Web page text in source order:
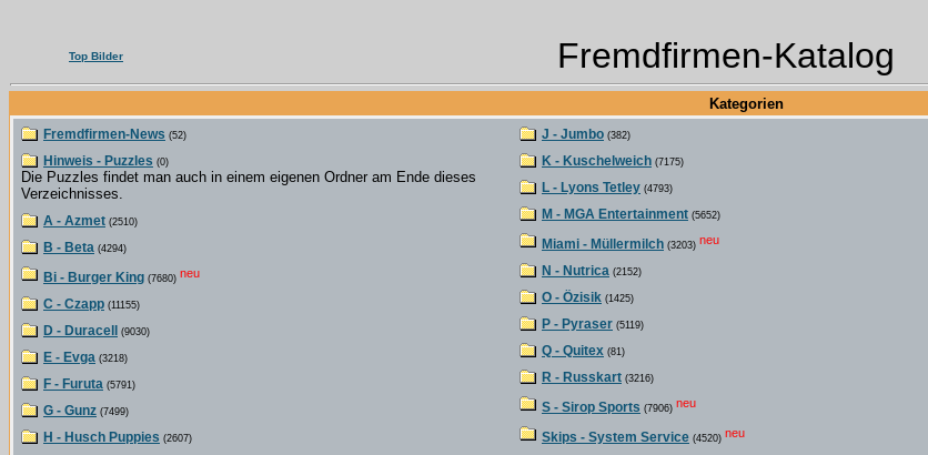
Top Bilder Fremdfirmen-Katalog
Kategorien
Fremdfirmen-News (52)
Hinweis - Puzzles (0)
Die Puzzles findet man auch in einem eigenen Ordner am Ende dieses
Verzeichnisses.
A - Azmet (2510)
B - Beta (4294)
Bi - Burger King (7680) neu
C - Czapp (11155)
D - Duracell (9030)
E - Evga (3218)
F - Furuta (5791)
G - Gunz (7499)
H - Husch Puppies (2607)
J - Jumbo (382)
K - Kuschelweich (7175)
L - Lyons Tetley (4793)
M - MGA Entertainment (5652)
Miami - Müllermilch (3203) neu
N - Nutrica (2152)
O - Özisik (1425)
P - Pyraser (5119)
Q - Quitex (81)
R - Russkart (3216)
S - Sirop Sports (7906) neu
Skips - System Service (4520) neu